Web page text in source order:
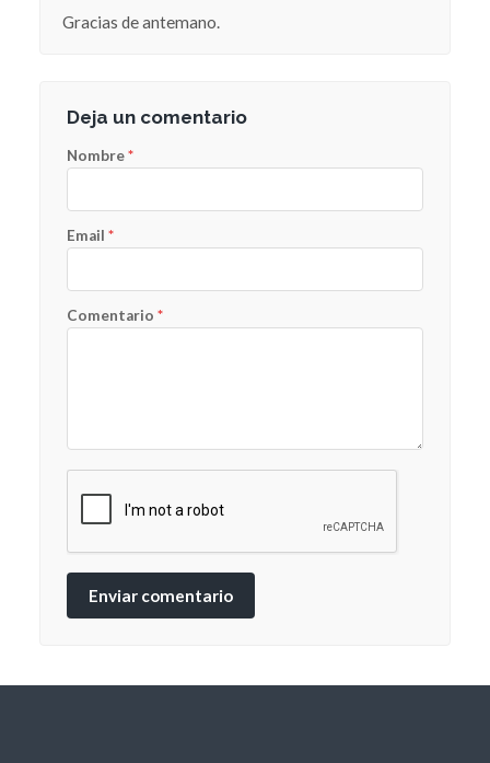
Gracias de antemano.
Deja un comentario
Nombre*
Email *
Comentario *
Enviar comentario